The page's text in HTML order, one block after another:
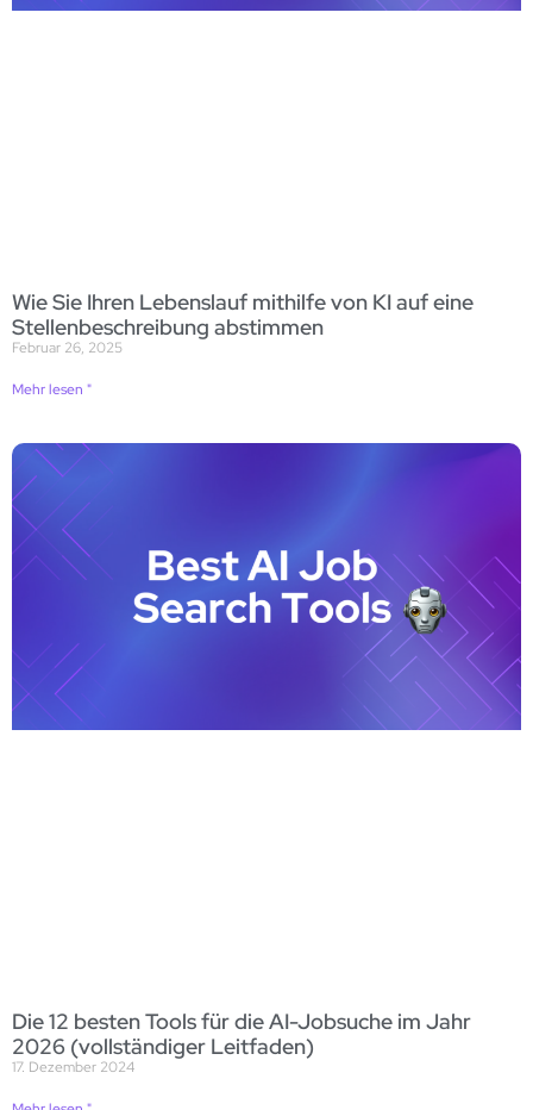
Wie Sie Ihren Lebenslauf mithilfe von KI auf eine
Stellenbeschreibung abstimmen
Februar 26, 2025
Mehr lesen "
Die 12 besten Tools für die AI-Jobsuche im Jahr
2026 (vollständiger Leitfaden)
17. Dezember 2024